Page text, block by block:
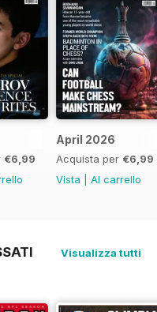
€6,99
April 2026
Acquista per €6,99
Vista
Al carrello
Visualizza tutti